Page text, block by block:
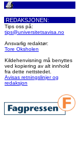
REDAKSJONEN:
Tips oss på:
tips@universitetsavisa.no
Ansvarlig redaktør:
Tore Oksholen
Kildehenvisning må benyttes
ved kopiering av alt innhold
fra dette nettstedet.
Avisas retningslinjer og
redaksjon